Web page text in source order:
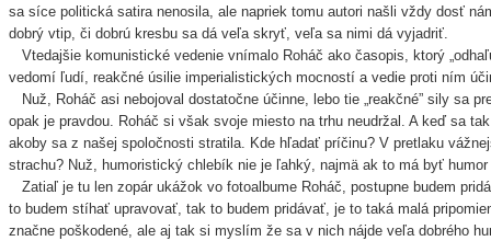
sa síce politická satira nenosila, ale napriek tomu autori našli vždy dosť
dobrý vtip, či dobrú kresbu sa dá veľa skryť, veľa sa nimi dá vyjadriť.
Vtedajšie komunistické vedenie vnímalo Roháč ako časopis, ktorý
vedomí ľudí, reakčné úsilie imperialistických mocností a vedie proti ním
Nuž, Roháč asi nebojoval dostatočne účinne, lebo tie „reakčné” sily sa
opak je pravdou. Roháč si však svoje miesto na trhu neudržal. A keď sa
akoby sa z našej spoločnosti stratila. Kde hľadať príčinu? V pretlaku
strachu? Nuž, humoristický chlebík nie je ľahký, najmä ak to má byť
Zatiaľ je tu len zopár ukážok vo fotoalbume Roháč, postupne budem
to budem stíhať upravovať, tak to budem pridávať, je to taká malá
značne poškodené, ale aj tak si myslím že sa v nich nájde veľa dobrého